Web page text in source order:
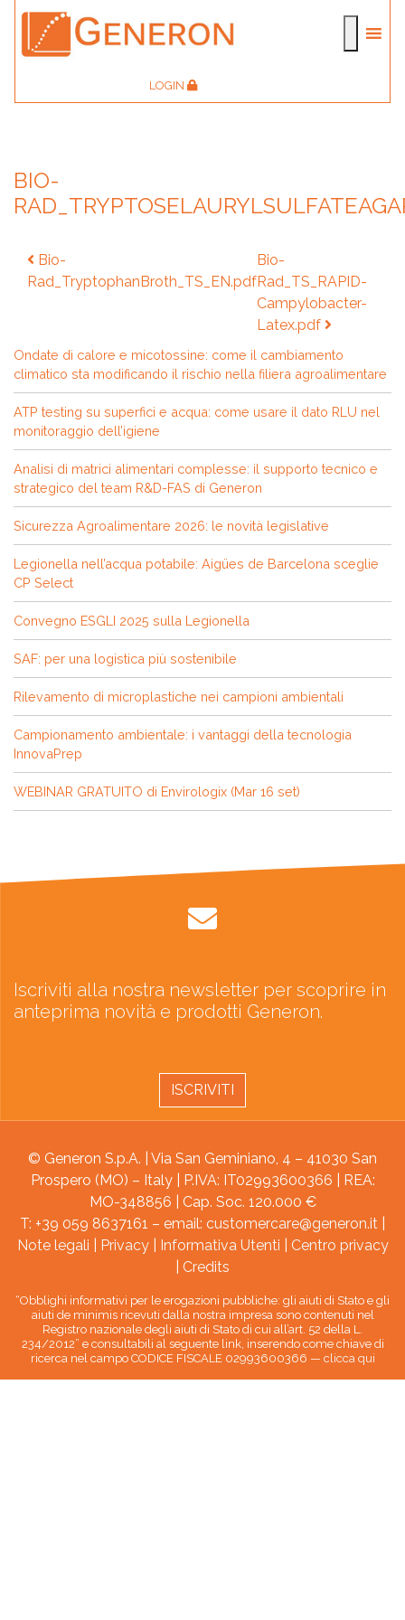
LOGIN
BIO-
Navigazione
articoli
Bio-
Rad_TryptophanBroth_TS_EN.pdf
Bio-
Rad_TS_RAPID-
Campylobacter-
Latex.pdf
Ondate di calore e micotossine: come il cambiamento
climatico sta modificando il rischio nella filiera agroalimentare
ATP testing su superfici e acqua: come usare il dato RLU nel
monitoraggio dell’igiene
Analisi di matrici alimentari complesse: il supporto tecnico e
strategico del team R&D-FAS di Generon
Sicurezza Agroalimentare 2026: le novità legislative
Legionella nell’acqua potabile: Aigües de Barcelona sceglie
CP Select
Convegno ESGLI 2025 sulla Legionella
SAF: per una logistica più sostenibile
Rilevamento di microplastiche nei campioni ambientali
Campionamento ambientale: i vantaggi della tecnologia
InnovaPrep
WEBINAR GRATUITO di Envirologix (Mar 16 set)
Iscriviti alla nostra newsletter per scoprire in
anteprima novità e prodotti Generon.
ISCRIVITI
© Generon S.p.A. | Via San Geminiano, 4 – 41030 San
Prospero (MO) – Italy | P.IVA: IT02993600366 | REA:
MO-348856 | Cap. Soc. 120.000 €
T: +39 059 8637161 – email: customercare@generon.it
Note legali
Privacy| Informativa Utenti
Centro privacy
Credits
“Obblighi informativi per le erogazioni pubbliche: gli aiuti di Stato e gli
aiuti de minimis ricevuti dalla nostra impresa sono contenuti nel
Registro nazionale degli aiuti di Stato di cui all’art. 52 della L.
234/2012” e consultabili al seguente link, inserendo come chiave di
ricerca nel campo CODICE FISCALE 02993600366 — clicca qui